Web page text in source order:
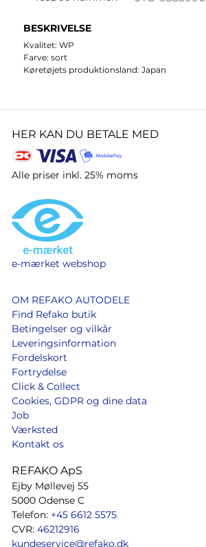
BESKRIVELSE
Kvalitet: WP
Farve: sort
Køretøjets produktionsland: Japan
HER KAN DU BETALE MED
Alle priser inkl. 25% moms
e-mærket webshop
OM REFAKO AUTODELE
Find Refako butik
Betingelser og vilkår
Leveringsinformation
Fordelskort
Fortrydelse
Click & Collect
Cookies, GDPR og dine data
Job
Værksted
Kontakt os
REFAKO ApS
Ejby Møllevej 55
5000 Odense C
Telefon: +45 6612 5575
CVR: 46212916
kundeservice@refako.dk